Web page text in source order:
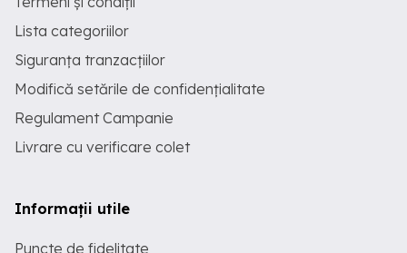
Lista categoriilor
Siguranța tranzacțiilor
Modifică setările de confidențialitate
Regulament Campanie
Livrare cu verificare colet
Informații utile
Puncte de fidelitate